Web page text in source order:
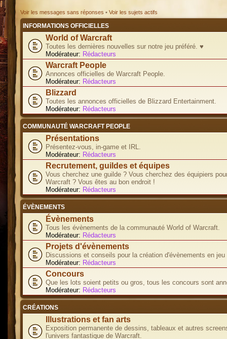
Voir les messages sans réponses • Voir les sujets actifs
INFORMATIONS OFFICIELLES
World of Warcraft
Toutes les dernières nouvelles sur notre jeu préféré. ♥
Modérateur: Rédacteurs
Warcraft People
Annonces officielles de Warcraft People.
Modérateur: Rédacteurs
Blizzard
Toutes les annonces officielles de Blizzard Entertainment.
Modérateur: Rédacteurs
COMMUNAUTÉ WARCRAFT PEOPLE
Présentations
Présentez-vous, in-game et IRL.
Modérateur: Rédacteurs
Recrutement, guildes et équipes
Vous cherchez une guilde ? Vous cherchez des équipiers
Warcraft ? Vous êtes au bon endroit !
Modérateur: Rédacteurs
ÉVÈNEMENTS
Évènements
Tous les évènements de la communauté World of Warcraft.
Modérateur: Rédacteurs
Projets d'évènements
Discussions et conseils pour la création d'évènements en jeu
Modérateur: Rédacteurs
Concours
Que les lots soient petits ou gros, tous les concours sont
Modérateur: Rédacteurs
CRÉATIONS
Illustrations et fan arts
Exposition permanente de dessins, tableaux et autres
l'univers fantastique de Warcraft.